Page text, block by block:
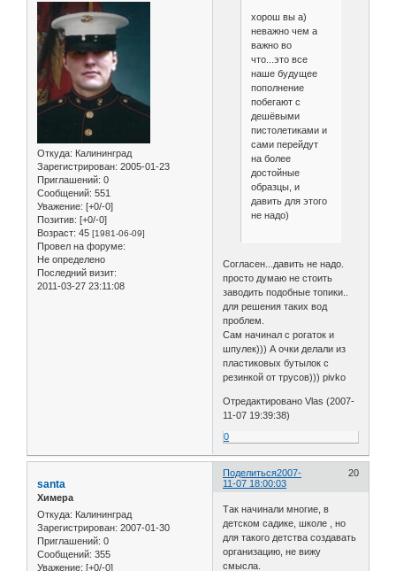
Откуда: Калининград
Зарегистрирован: 2005-01-23
Приглашений: 0
Сообщений: 551
Уважение: [+0/-0]
Позитив: [+0/-0]
Возраст: 45 [1981-06-09]
Провел на форуме:
Не определено
Последний визит:
2011-03-27 23:11:08
хорош вы а)
неважно чем а
важно во
что...это все
наше будущее
пополнение
побегают с
дешёвыми
пистолетиками и
сами перейдут
на более
достойные
образцы, и
давить для этого
не надо)
Согласен...давить не надо.
просто думаю не стоить
заводить подобные топики..
для решения таких вод
проблем.
Сам начинал с рогаток и
шпулек))) А очки делали из
пластиковых бутылок с
резинкой от трусов))) pivko
Отредактировано Vlas (2007-
11-07 19:39:38)
0
Поделиться 20
2007-
11-07 18:00:03
santa
Химера
Откуда: Калининград
Зарегистрирован: 2007-01-30
Приглашений: 0
Сообщений: 355
Уважение: [+0/-0]
Так начинали многие, в
детском садике, школе , но
для такого детства создавать
организацию, не вижу
смысла.